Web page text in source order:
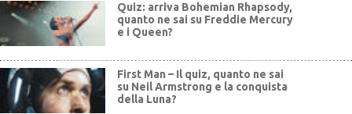
Quiz: arriva Bohemian Rhapsody,
quanto ne sai su Freddie Mercury
e i Queen?
First Man – Il quiz, quanto ne sai
su Neil Armstrong e la conquista
della Luna?